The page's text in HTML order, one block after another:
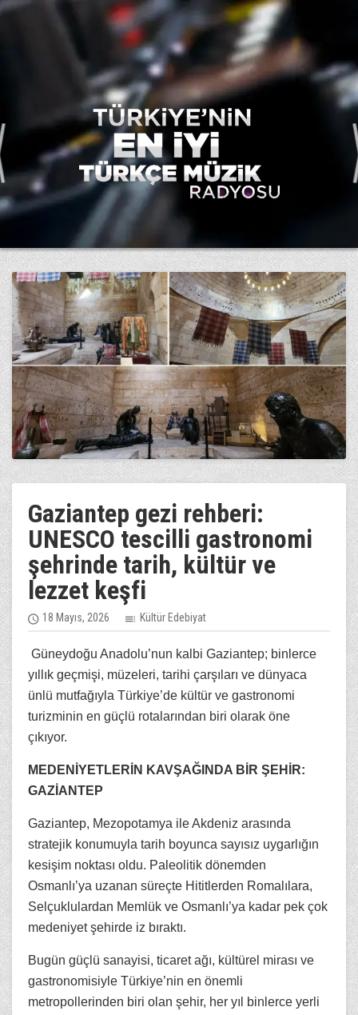
Gaziantep gezi rehberi:
UNESCO tescilli gastronomi
şehrinde tarih, kültür ve
lezzet keşfi
18 Mayıs, 2026 Kültür Edebiyat
Güneydoğu Anadolu’nun kalbi Gaziantep; binlerce
yıllık geçmişi, müzeleri, tarihi çarşıları ve dünyaca
ünlü mutfağıyla Türkiye’de kültür ve gastronomi
turizminin en güçlü rotalarından biri olarak öne
çıkıyor.
MEDENİYETLERİN KAVŞAĞINDA BİR ŞEHİR:
GAZİANTEP
Gaziantep, Mezopotamya ile Akdeniz arasında
stratejik konumuyla tarih boyunca sayısız uygarlığın
kesişim noktası oldu. Paleolitik dönemden
Osmanlı’ya uzanan süreçte Hititlerden Romalılara,
Selçuklulardan Memlük ve Osmanlı’ya kadar pek çok
medeniyet şehirde iz bıraktı.
Bugün güçlü sanayisi, ticaret ağı, kültürel mirası ve
gastronomisiyle Türkiye’nin en önemli
metropollerinden biri olan şehir, her yıl binlerce yerli